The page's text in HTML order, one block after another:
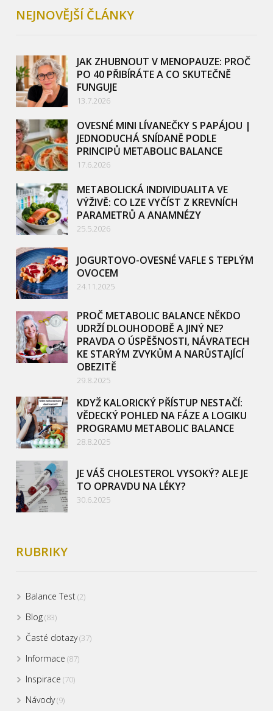
NEJNOVĚJŠÍ ČLÁNKY
JAK ZHUBNOUT V MENOPAUZE: PROČ
PO 40 PŘIBÍRÁTE A CO SKUTEČNĚ
FUNGUJE
13.7.2026
OVESNÉ MINI LÍVANEČKY S PAPÁJOU |
JEDNODUCHÁ SNÍDANĚ PODLE
PRINCIPŮ METABOLIC BALANCE
17.6.2026
METABOLICKÁ INDIVIDUALITA VE
VÝŽIVĚ: CO LZE VYČÍST Z KREVNÍCH
PARAMETRŮ A ANAMNÉZY
25.5.2026
JOGURTOVO-OVESNÉ VAFLE S TEPLÝM
OVOCEM
24.11.2025
PROČ METABOLIC BALANCE NĚKDO
UDRŽÍ DLOUHODOBĚ A JINÝ NE?
PRAVDA O ÚSPĚŠNOSTI, NÁVRATECH
KE STARÝM ZVYKŮM A NARŮSTAJÍCÍ
OBEZITĚ
29.8.2025
KDYŽ KALORICKÝ PŘÍSTUP NESTAČÍ:
VĚDECKÝ POHLED NA FÁZE A LOGIKU
PROGRAMU METABOLIC BALANCE
28.8.2025
JE VÁŠ CHOLESTEROL VYSOKÝ? ALE JE
TO OPRAVDU NA LÉKY?
30.6.2025
RUBRIKY
Balance Test(2)
Blog(83)
Časté dotazy(37)
Informace (87)
Inspirace (70)
Návody(9)